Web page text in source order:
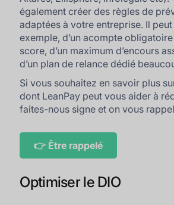
également créer des règles de
adaptées à votre entreprise. Il peut
exemple, d’un acompte
score, d’un maximum d’encours
d’un plan de relance dédié
Si vous souhaitez en savoir plus
dont LeanPay peut vous aider à
faites-nous signe et on vous
👉 Être rappelé
Optimiser le DIO